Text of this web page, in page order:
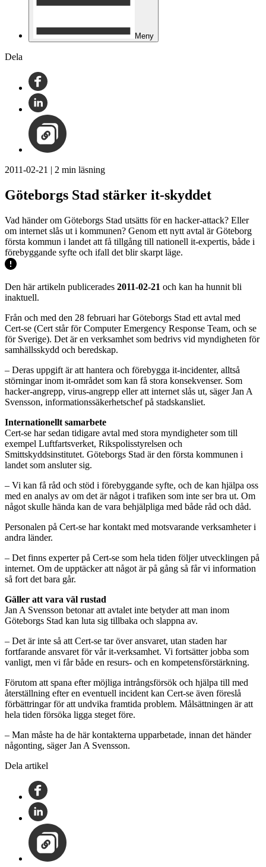
Meny
Dela
2011-02-21 | 2 min läsning
Göteborgs Stad stärker it-skyddet
Vad händer om Göteborgs Stad utsätts för en hacker-attack? Eller
om internet slås ut i kommunen? Genom ett nytt avtal är Göteborg
första kommun i landet att få tillgång till nationell it-expertis, både i
förebyggande syfte och ifall det blir skarpt läge.
Den här artikeln publicerades 2011-02-21 och kan ha hunnit bli
inaktuell.
Från och med den 28 februari har Göteborgs Stad ett avtal med
Cert-se (Cert står för Computer Emergency Response Team, och se
för Sverige). Det är en verksamhet som bedrivs vid myndigheten för
samhällsskydd och beredskap.
– Deras uppgift är att hantera och förebygga it-incidenter, alltså
störningar inom it-området som kan få stora konsekvenser. Som
hacker-angrepp, virus-angrepp eller att internet slås ut, säger Jan A
Svensson, informationssäkerhetschef på stadskansliet.
Internationellt samarbete
Cert-se har sedan tidigare avtal med stora myndigheter som till
exempel Luftfartsverket, Rikspolisstyrelsen och
Smittskyddsinstitutet. Göteborgs Stad är den första kommunen i
landet som ansluter sig.
– Vi kan få råd och stöd i förebyggande syfte, och de kan hjälpa oss
med en analys av om det är något i trafiken som inte ser bra ut. Om
något skulle hända kan de vara behjälpliga med både råd och dåd.
Personalen på Cert-se har kontakt med motsvarande verksamheter i
andra länder.
– Det finns experter på Cert-se som hela tiden följer utvecklingen på
internet. Om de upptäcker att något är på gång så får vi information
så fort det bara går.
Gäller att vara väl rustad
Jan A Svensson betonar att avtalet inte betyder att man inom
Göteborgs Stad kan luta sig tillbaka och slappna av.
– Det är inte så att Cert-se tar över ansvaret, utan staden har
fortfarande ansvaret för vår it-verksamhet. Vi fortsätter jobba som
vanligt, men vi får både en resurs- och en kompetensförstärkning.
Förutom att spana efter möjliga intrångsförsök och hjälpa till med
återställning efter en eventuell incident kan Cert-se även föreslå
förbättringar för att undvika framtida problem. Målsättningen är att
hela tiden försöka ligga steget före.
– Man måste ha de här kontakterna upparbetade, innan det händer
någonting, säger Jan A Svensson.
Dela artikel